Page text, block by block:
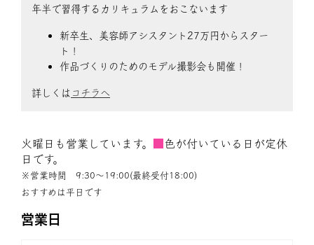
年半で習得するカリキュラムをおこないます
新卒生、美容師アシスタント27万円からスター
ト！
作品づくりのためのモデル撮影会も開催！
詳しくは コチラへ
火曜日も営業しています。
色が付いている日が定休
日です。
※営業時間 9:30〜19:00(最終受付18:00)
おすすめは平日です
営業日